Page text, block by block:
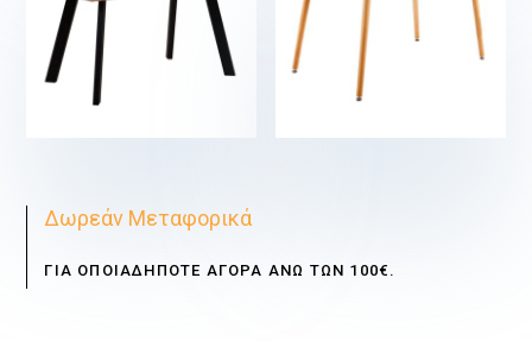
Δωρεάν Μεταφορικά
ΓΙΑ ΟΠΟΙΑΔΗΠΟΤΕ ΑΓΟΡΑ ΑΝΩ ΤΩΝ 100€.